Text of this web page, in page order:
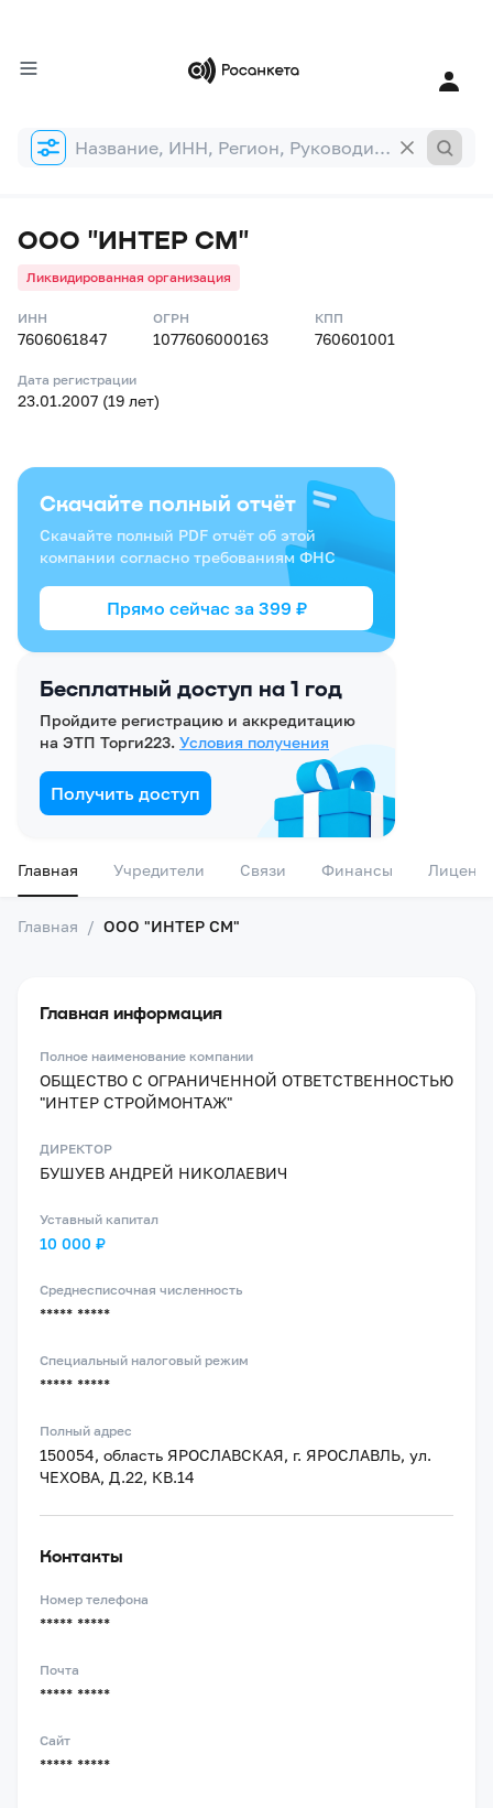
Форма
поиска
ООО "ИНТЕР СМ"
Ликвидированная организация
ИНН
7606061847
ОГРН
1077606000163
КПП
760601001
Дата регистрации
23.01.2007 (19 лет)
Бесплатный доступ на 1 год
Пройдите регистрацию и аккредитацию
на ЭТП Торги223. Условия получения
Получить доступ
Скачайте полный отчёт
Скачайте полный PDF отчёт об этой
компании согласно требованиям ФНС
Прямо сейчас за 399 ₽
Главная Учредители Связи Финансы
Главная / ООО "ИНТЕР СМ"
Главная информация
Полное наименование компании
ОБЩЕСТВО С ОГРАНИЧЕННОЙ ОТВЕТСТВЕННОСТЬЮ
"ИНТЕР СТРОЙМОНТАЖ"
ДИРЕКТОР
БУШУЕВ АНДРЕЙ НИКОЛАЕВИЧ
Уставный капитал
10 000 ₽
Среднесписочная численность
***** *****
Специальный налоговый режим
***** *****
Полный адрес
150054, область ЯРОСЛАВСКАЯ, г. ЯРОСЛАВЛЬ, ул.
ЧЕХОВА, Д.22, КВ.14
Контакты
Номер телефона
***** *****
Почта
***** *****
Сайт
***** *****